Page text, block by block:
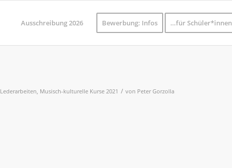
Ausschreibung 2026 Bewerbung: Infos …für Schüler*innen
Lederarbeiten, Musisch-kulturelle Kurse 2021 / von Peter Gorzolla